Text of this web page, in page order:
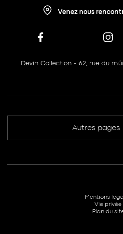
Venez nous
Devin Collection - 62, rue du
Autres pages
Mentions
Vie privée
Plan du